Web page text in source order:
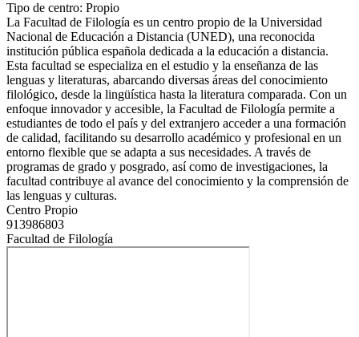
Tipo de centro: Propio
La Facultad de Filología es un centro propio de la Universidad
Nacional de Educación a Distancia (UNED), una reconocida
institución pública española dedicada a la educación a distancia.
Esta facultad se especializa en el estudio y la enseñanza de las
lenguas y literaturas, abarcando diversas áreas del conocimiento
filológico, desde la lingüística hasta la literatura comparada. Con un
enfoque innovador y accesible, la Facultad de Filología permite a
estudiantes de todo el país y del extranjero acceder a una formación
de calidad, facilitando su desarrollo académico y profesional en un
entorno flexible que se adapta a sus necesidades. A través de
programas de grado y posgrado, así como de investigaciones, la
facultad contribuye al avance del conocimiento y la comprensión de
las lenguas y culturas.
Centro Propio
913986803
Facultad de Filología